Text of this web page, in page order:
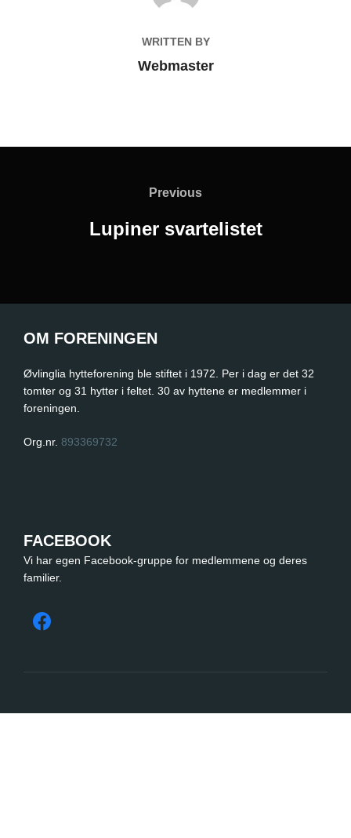
WRITTEN BY
Webmaster
Previous
Previous
Lupiner svartelistet
OM FORENINGEN
Øvlinglia hytteforening ble stiftet i 1972. Per i dag er det 32
tomter og 31 hytter i feltet. 30 av hyttene er medlemmer i
foreningen.
Org.nr. 893369732
FACEBOOK
Vi har egen Facebook-gruppe for medlemmene og deres
familier.